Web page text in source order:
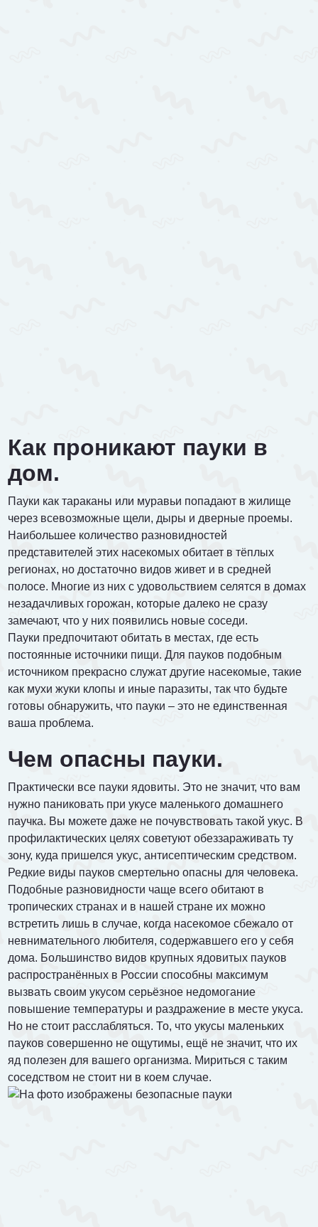
Как проникают пауки в
дом.
Пауки как тараканы или муравьи попадают в жилище
через всевозможные щели, дыры и дверные проемы.
Наибольшее количество разновидностей
представителей этих насекомых обитает в тёплых
регионах, но достаточно видов живет и в средней
полосе. Многие из них с удовольствием селятся в домах
незадачливых горожан, которые далеко не сразу
замечают, что у них появились новые соседи.
Пауки предпочитают обитать в местах, где есть
постоянные источники пищи. Для пауков подобным
источником прекрасно служат другие насекомые, такие
как мухи жуки клопы и иные паразиты, так что будьте
готовы обнаружить, что пауки – это не единственная
ваша проблема.
Чем опасны пауки.
Практически все пауки ядовиты. Это не значит, что вам
нужно паниковать при укусе маленького домашнего
паучка. Вы можете даже не почувствовать такой укус. В
профилактических целях советуют обеззараживать ту
зону, куда пришелся укус, антисептическим средством.
Редкие виды пауков смертельно опасны для человека.
Подобные разновидности чаще всего обитают в
тропических странах и в нашей стране их можно
встретить лишь в случае, когда насекомое сбежало от
невнимательного любителя, содержавшего его у себя
дома. Большинство видов крупных ядовитых пауков
распространённых в России способны максимум
вызвать своим укусом серьёзное недомогание
повышение температуры и раздражение в месте укуса.
Но не стоит расслабляться. То, что укусы маленьких
пауков совершенно не ощутимы, ещё не значит, что их
яд полезен для вашего организма. Мириться с таким
соседством не стоит ни в коем случае.